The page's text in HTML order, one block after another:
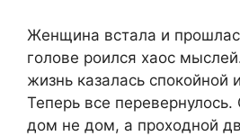
Женщина встала и
голове роился хаос
жизнь казалась спокойной
Теперь все перевернулось.
дом не дом, а проходной